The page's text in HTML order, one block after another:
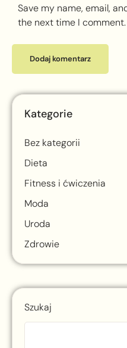
Save my name, email,
the next time I comment.
Kategorie
Bez kategorii
Dieta
Fitness i ćwiczenia
Moda
Uroda
Zdrowie
Szukaj